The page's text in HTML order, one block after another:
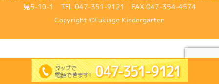
見5-10-1 TEL 047-351-9121 FAX 047-354-4574
Copyright ©Fukiage Kindergarten